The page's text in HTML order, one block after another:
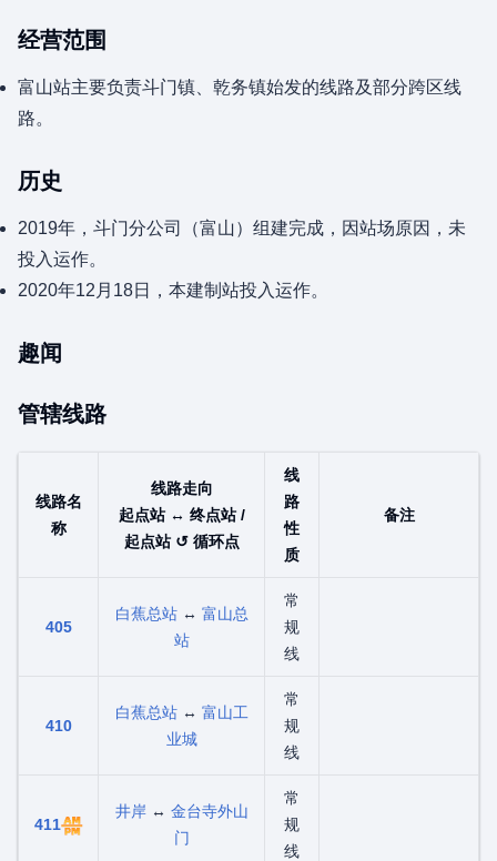
经营范围
富山站主要负责斗门镇、乾务镇始发的线路及部分跨区线
路。
历史
2019年，斗门分公司（富山）组建完成，因站场原因，未
投入运作。
2020年12月18日，本建制站投入运作。
趣闻
管辖线路
线路名
称
线路走向
起点站 ↔ 终点站 /
起点站 ↺ 循环点
线
路
性
质
备注
405
白蕉总站↔ 富山总
站
常
规
线
410
白蕉总站↔ 富山工
业城
常
规
线
411
井岸↔ 金台寺外山
门
常
规
线